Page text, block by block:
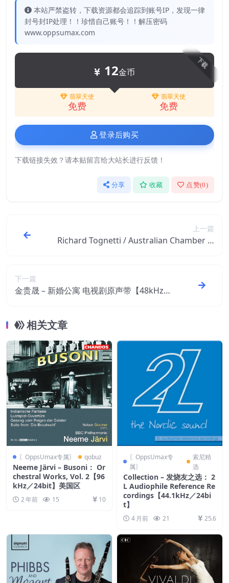
本站严禁盗转，下载资源都会追踪到账号IP，发现一律
封号封IP处理！！珍惜自己账号！！解压密码
www.oppsumax.com
下载
12金币
翡翠天使
免费
翡翠天使
免费
登录后购买
下载链接失效？请本贴留言给大站长进行反馈！
分享 收藏 点赞(0)
上一篇
Richard Tognetti / Australian Chamber O
下一篇
金贵晟 – 新婚公寓 电视剧原声带【48kHz／
相关文章
〖OppsUmax专属〗 qobuz
Neeme Järvi – Busoni： Or
chestral Works, Vol. 2【96
kHz／24bit】美国区
2 年前 15 10
〖OppsUmax专
属〗
索尼精
选
Collection – 发烧友之选： 2
L Audiophile Reference Re
cordings【44.1kHz／24bi
t】
4 月前 21 25.6